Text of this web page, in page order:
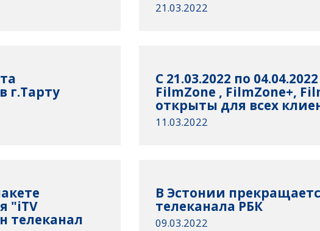
21.03.2022
г.Тарту
С 21.03.2022 по
FilmZone , FilmZone+,
открыты для всех
11.03.2022
"iTV
телеканал
В Эстонии
телеканала РБК
09.03.2022